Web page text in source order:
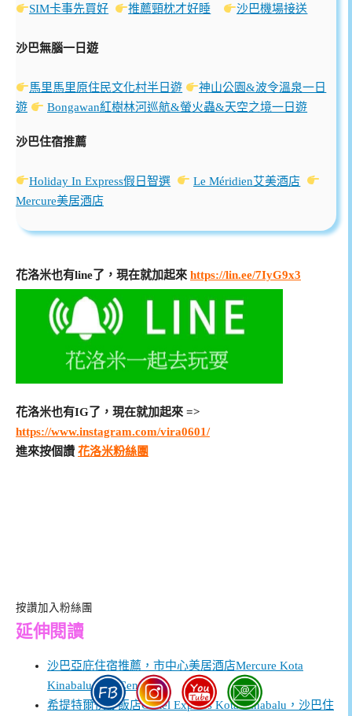
SIM卡事先買好
推薦頸枕才好睡 沙巴機場接送
沙巴無腦一日遊
馬里馬里原住民文化村半日遊
神山公園&波令溫泉一日
遊
Bongawan紅樹林河巡航&螢火蟲&天空之境一日遊
沙巴住宿推薦
Holiday In Express假日智選
Le Méridien艾美酒店
Mercure美居酒店
花洛米也有line了，現在就加起來 https://lin.ee/7IyG9x3
花洛米也有IG了，現在就加起來 =>
https://www.instagram.com/vira0601/
進來按個讚 花洛米粉絲團
按讚加入粉絲團
延伸閱讀
沙巴亞庇住宿推薦，市中心美居酒店Mercure Kota
Kinabalu City Centre
希提特爾快捷飯店Cititel Express Kota Kinabalu，沙巴住